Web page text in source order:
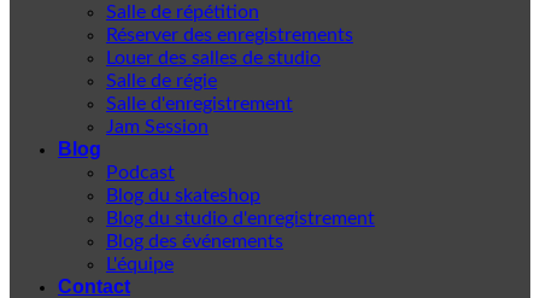
Salle de répétition
Réserver des enregistrements
Louer des salles de studio
Salle de régie
Salle d'enregistrement
Jam Session
Blog
Podcast
Blog du skateshop
Blog du studio d'enregistrement
Blog des événements
L'équipe
Contact